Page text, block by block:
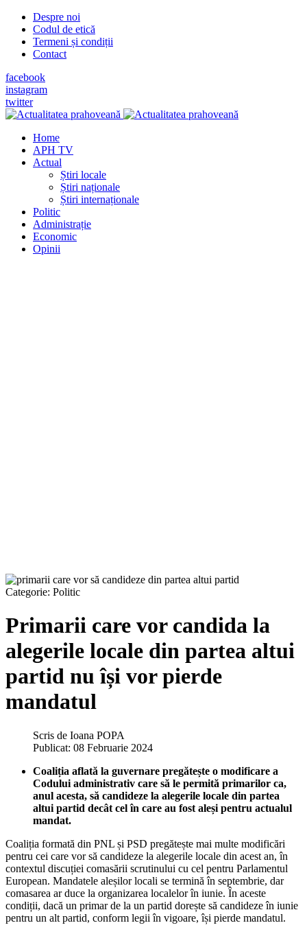
Despre noi
Codul de etică
Termeni și condiții
Contact
facebook
instagram
twitter
Home
APH TV
Actual
Știri locale
Știri naționale
Știri internaționale
Politic
Administrație
Economic
Opinii
Categorie: Politic
Primarii care vor candida la
alegerile locale din partea altui
partid nu își vor pierde
mandatul
Scris de Ioana POPA
Publicat: 08 Februarie 2024
Coaliția aflată la guvernare pregătește o modificare a
Codului administrativ care să le permită primarilor ca,
anul acesta, să candideze la alegerile locale din partea
altui partid decât cel în care au fost aleși pentru actualul
mandat.
Coaliția formată din PNL și PSD pregătește mai multe modificări
pentru cei care vor să candideze la alegerile locale din acest an, în
contextul discuției comasării scrutinului cu cel pentru Parlamentul
European. Mandatele aleșilor locali se termină în septembrie, dar
comasarea ar duce la organizarea localelor în iunie. În aceste
condiții, dacă un primar de la un partid dorește să candideze în iunie
pentru un alt partid, conform legii în vigoare, își pierde mandatul.